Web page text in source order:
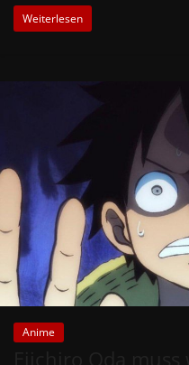
Weiterlesen
Anime